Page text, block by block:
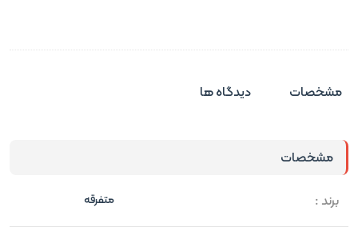
مشخصات دیدگاه ها
مشخصات
برند :
متفرقه